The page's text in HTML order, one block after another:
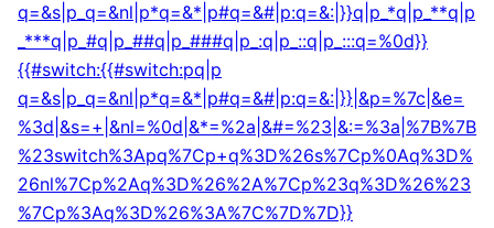
q=&s|p_q=&nl|p*q=&*|p#q=&#|p:q=&:|}}q|p_*q|p_**q|p
_***q|p_#q|p_##q|p_###q|p_:q|p_::q|p_:::q=%0d}}
{{#switch:{{#switch:pq|p
q=&s|p_q=&nl|p*q=&*|p#q=&#|p:q=&:|}}|&p=%7c|&e=
%3d|&s=+|&nl=%0d|&*=%2a|&#=%23|&:=%3a|%7B%7B
%23switch%3Apq%7Cp+q%3D%26s%7Cp%0Aq%3D%
26nl%7Cp%2Aq%3D%26%2A%7Cp%23q%3D%26%23
%7Cp%3Aq%3D%26%3A%7C%7D%7D}}